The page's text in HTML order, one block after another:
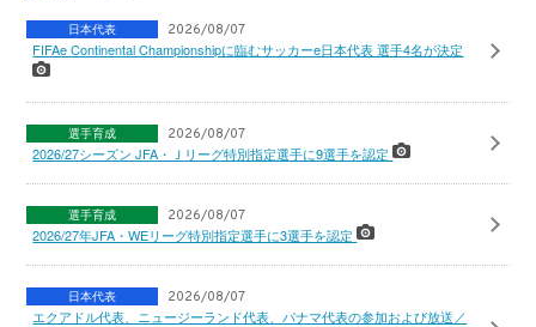
日本代表 2026/08/07
FIFAe Continental Championshipに臨むサッカーe日本代表 選手4名が決定
選手育成 2026/08/07
2026/27シーズン JFA・Ｊリーグ特別指定選手に9選手を認定
選手育成 2026/08/07
2026/27年JFA・WEリーグ特別指定選手に3選手を認定
日本代表 2026/08/07
エクアドル代表、ニュージーランド代表、パナマ代表の参加および放送／